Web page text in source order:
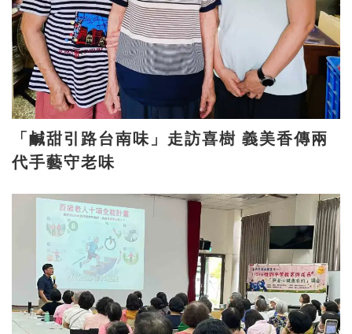
「鹹甜引路台南味」走訪喜樹 義美香傳兩
代手藝守老味